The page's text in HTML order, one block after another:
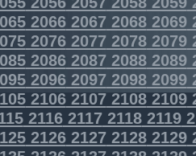
20662067 20682069
20762077 20782079
20862087 20882089
20962097 20982099
2106210721082109
2116211721182119
2126212721282129